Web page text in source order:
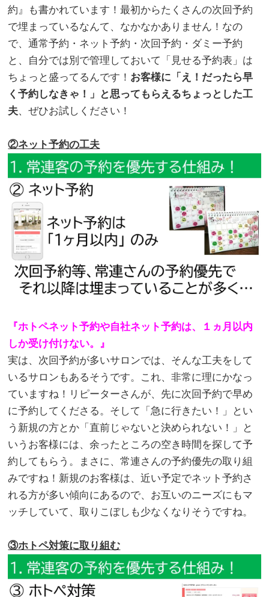
約』も書かれています！最初からたくさんの次回予約
で埋まっているなんて、なかなかありません！なの
で、通常予約・ネット予約・次回予約・ダミー予約
と、自分では別で管理しておいて「見せる予約表」は
ちょっと盛ってるんです！ お客様に「え！だったら早
く予約しなきゃ！」と思ってもらえるちょっとした工
夫、ぜひお試しください！
②ネット予約の工夫
『ホトペネット予約や自社ネット予約は、１ヵ月以内
しか受け付けない。』
実は、次回予約が多いサロンでは、そんな工夫をして
いるサロンもあるそうです。これ、非常に理にかなっ
ていますね！リピーターさんが、先に次回予約で早め
に予約してくださる。そして「急に行きたい！」とい
う新規の方とか「直前じゃないと決められない！」と
いうお客様には、余ったところの空き時間を探して予
約してもらう。まさに、常連さんの予約優先の取り組
みですね！新規のお客様は、近い予定でネット予約さ
れる方が多い傾向にあるので、お互いのニーズにもマ
ッチしていて、取りこぼしも少なくなりそうですね。
③ホトペ対策に取り組む